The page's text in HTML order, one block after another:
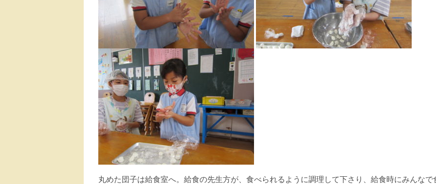
丸めた団子は給食室へ。給食の先生方が、食べられるように調理して下さり、給食時にみんなで